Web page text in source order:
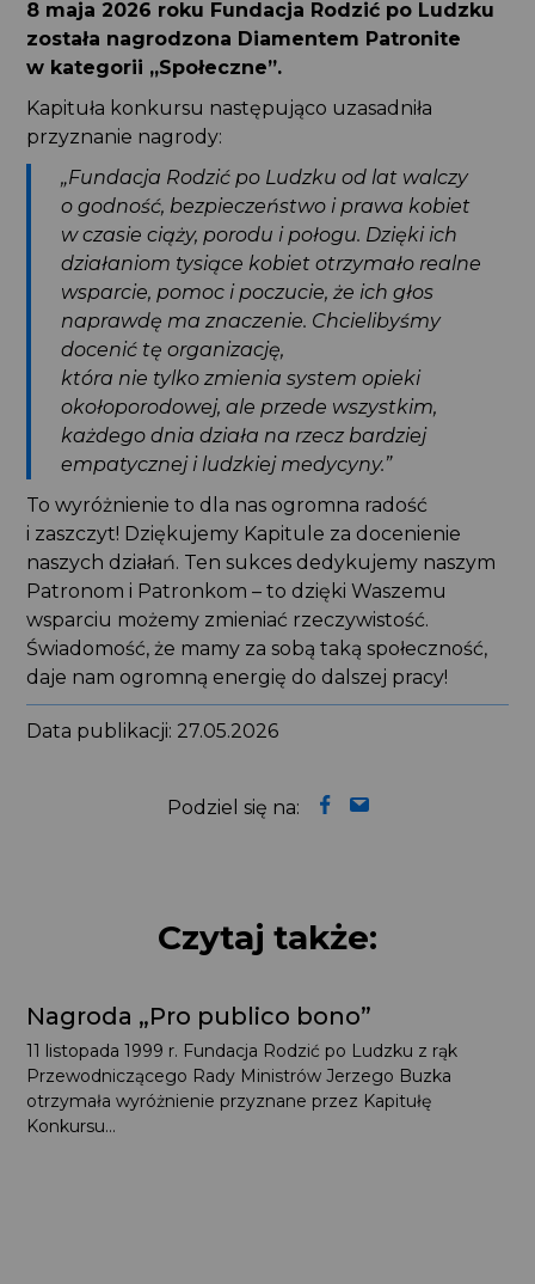
8 maja 2026 roku Fundacja Rodzić po Ludzku
została nagrodzona Diamentem Patronite
w kategorii „Społeczne”.
Kapituła konkursu następująco uzasadniła
przyznanie nagrody:
„Fundacja Rodzić po Ludzku od lat walczy
o godność, bezpieczeństwo i prawa kobiet
w czasie ciąży, porodu i połogu. Dzięki ich
działaniom tysiące kobiet otrzymało realne
wsparcie, pomoc i poczucie, że ich głos
naprawdę ma znaczenie. Chcielibyśmy
docenić tę organizację,
która nie tylko zmienia system opieki
okołoporodowej, ale przede wszystkim,
każdego dnia działa na rzecz bardziej
empatycznej i ludzkiej medycyny.”
To wyróżnienie to dla nas ogromna radość
i zaszczyt! Dziękujemy Kapitule za docenienie
naszych działań. Ten sukces dedykujemy naszym
Patronom i Patronkom – to dzięki Waszemu
wsparciu możemy zmieniać rzeczywistość.
Świadomość, że mamy za sobą taką społeczność,
daje nam ogromną energię do dalszej pracy!
Data publikacji: 27.05.2026
Podziel się na:
Czytaj także:
Nagroda „Pro publico bono”
11 listopada 1999 r. Fundacja Rodzić po Ludzku z rąk
Przewodniczącego Rady Ministrów Jerzego Buzka
otrzymała wyróżnienie przyznane przez Kapitułę
Konkursu...